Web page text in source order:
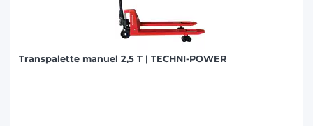
Transpalette manuel 2,5 T | TECHNI-POWER